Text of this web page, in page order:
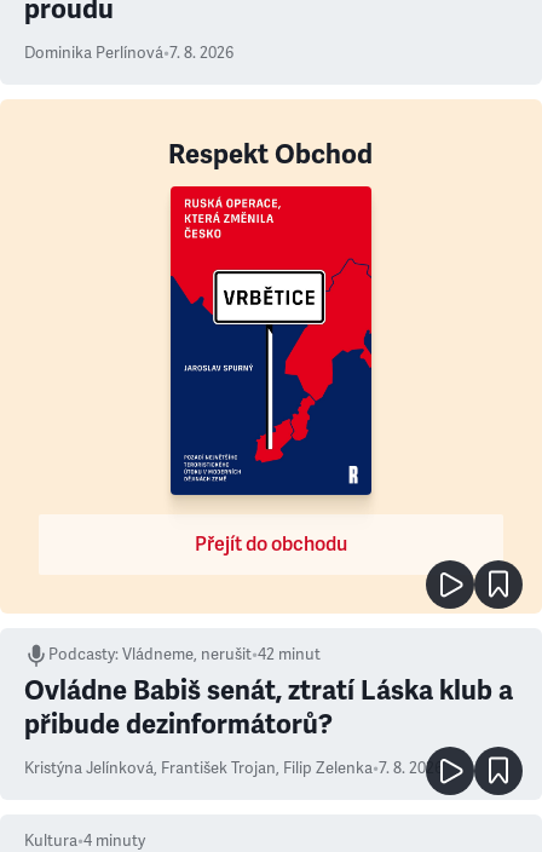
proudu
Dominika Perlínová•7. 8. 2026
Respekt Obchod
Přejít do obchodu
Podcasty:Vládneme, nerušit•42 minut
Ovládne Babiš senát, ztratí Láska klub a
přibude dezinformátorů?
Kristýna Jelínková, František Trojan, Filip Zelenka•7. 8. 2026
Kultura•4 minuty